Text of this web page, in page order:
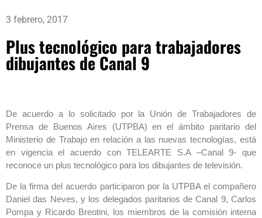
3 febrero, 2017
Plus tecnológico para trabajadores
dibujantes de Canal 9
De acuerdo a lo solicitado por la Unión de Trabajadores de
Prensa de Buenos Aires (UTPBA) en el ámbito paritario del
Ministerio de Trabajo en relación a las nuevas tecnologías, está
en vigencia el acuerdo con TELEARTE S.A –Canal 9- que
reconoce un plus tecnológico para los dibujantes de televisión.
De la firma del acuerdo participaron por la UTPBA el compañero
Daniel das Neves, y los delegados paritarios de Canal 9, Carlos
Pompa y Ricardo Breotini, los miembros de la comisión interna